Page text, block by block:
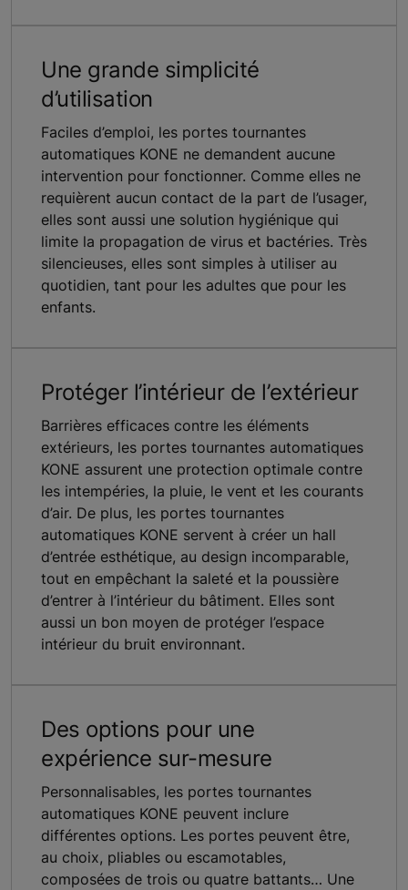
Une grande simplicité
d’utilisation
Faciles d’emploi, les portes tournantes
automatiques KONE ne demandent aucune
intervention pour fonctionner. Comme elles ne
requièrent aucun contact de la part de l’usager,
elles sont aussi une solution hygiénique qui
limite la propagation de virus et bactéries. Très
silencieuses, elles sont simples à utiliser au
quotidien, tant pour les adultes que pour les
enfants.
Protéger l’intérieur de l’extérieur
Barrières efficaces contre les éléments
extérieurs, les portes tournantes automatiques
KONE assurent une protection optimale contre
les intempéries, la pluie, le vent et les courants
d’air. De plus, les portes tournantes
automatiques KONE servent à créer un hall
d’entrée esthétique, au design incomparable,
tout en empêchant la saleté et la poussière
d’entrer à l’intérieur du bâtiment. Elles sont
aussi un bon moyen de protéger l’espace
intérieur du bruit environnant.
Des options pour une
expérience sur-mesure
Personnalisables, les portes tournantes
automatiques KONE peuvent inclure
différentes options. Les portes peuvent être,
au choix, pliables ou escamotables,
composées de trois ou quatre battants… Une